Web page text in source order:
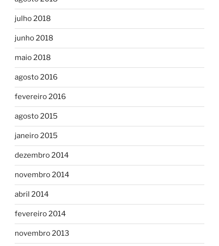
julho 2018
junho 2018
maio 2018
agosto 2016
fevereiro 2016
agosto 2015
janeiro 2015
dezembro 2014
novembro 2014
abril 2014
fevereiro 2014
novembro 2013